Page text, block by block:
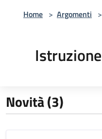
Home > Argomenti >
Istruzione
Novità (3)